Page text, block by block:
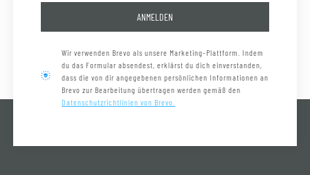
ANMELDEN
Wir verwenden Brevo als unsere Marketing-Plattform. Indem
du das Formular absendest, erklärst du dich einverstanden,
dass die von dir angegebenen persönlichen Informationen an
Brevo zur Bearbeitung übertragen werden gemäß den
Datenschutzrichtlinien von Brevo.